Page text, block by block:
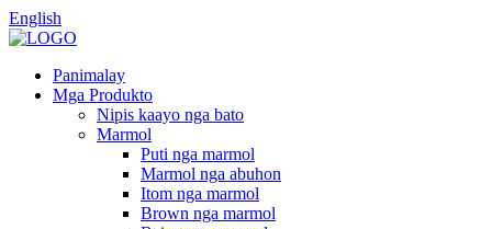
English
Panimalay
Mga Produkto
Nipis kaayo nga bato
Marmol
Puti nga marmol
Marmol nga abuhon
Itom nga marmol
Brown nga marmol